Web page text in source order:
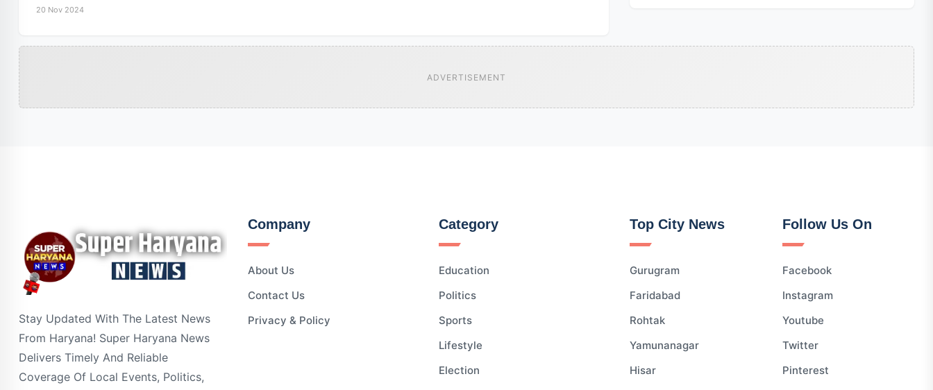
20 Nov 2024
ADVERTISEMENT
Stay Updated With The Latest News
From Haryana! Super Haryana News
Delivers Timely And Reliable
Coverage Of Local Events, Politics,
Company
About Us
Contact Us
Privacy & Policy
Category
Education
Politics
Sports
Lifestyle
Election
Top City News
Gurugram
Faridabad
Rohtak
Yamunanagar
Hisar
Follow Us On
Facebook
Instagram
Youtube
Twitter
Pinterest